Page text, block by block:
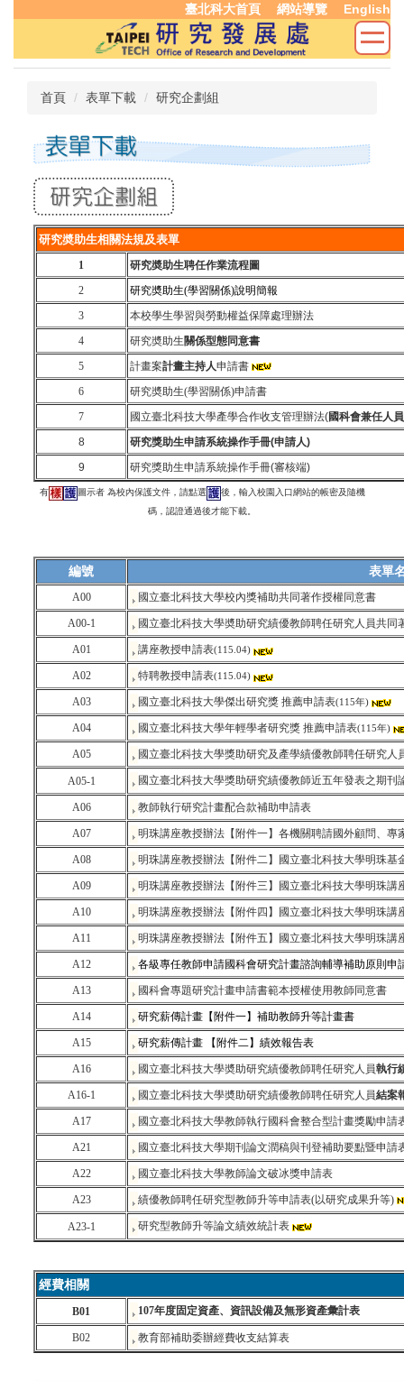
要
臺北科大首頁 網站導覽 English
首頁 表單下載 研究企劃組
研究奬助生相關法規及表單
1
研究奬助生聘任作業流程圖
2
研究奬助生(學習關係)說明簡報
3
本校學生學習與勞動權益保障處理辦法
4
研究奬助生關係型態同意書
5
計畫案計畫主持人申請書
6
研究奬助生(學習關係)申請書
7
國立臺北科技大學產學合作收支管理辦法(國科會兼任人
8
研究獎助生申請系統操作手冊(申請人)
9
研究獎助生申請系統操作手冊(審核端)
有 圖示者 為校內保護文件，請點選
後，輸入校園入口網站的帳密及隨機
碼，認證通過後才能下載。
編號 表單
A00 國立臺北科技大學校內獎補助共同著作授權同意書
A00-1 國立臺北科技大學奬助研究績優教師聘任研究人員共同
A01 講座教授申請表(115.04)
A02 特聘教授申請表(115.04)
A03 國立臺北科技大學傑出研究獎 推薦申請表(115年)
A04 國立臺北科技大學年輕學者研究獎 推薦申請表(115年)
A05 國立臺北科技大學獎助研究及產學績優教師聘任研究人
A05-1 國立臺北科技大學獎助研究績優教師近五年發表之期刊
A06 教師執行研究計畫配合款補助申請表
A07 明珠講座教授辦法【附件一】各機關聘請國外顧問、
A08 明珠講座教授辦法【附件二】國立臺北科技大學明珠
A09 明珠講座教授辦法【附件三】國立臺北科技大學明珠講
A10 明珠講座教授辦法【附件四】國立臺北科技大學明珠講
A11 明珠講座教授辦法【附件五】國立臺北科技大學明珠講
A12 各級專任教師申請國科會研究計畫諮詢輔導補助原則申
A13 國科會專題研究計畫申請書範本授權使用教師同意書
A14 研究薪傳計畫【附件一】補助教師升等計畫書
A15 研究薪傳計畫 【附件二】 績效報告表
A16 國立臺北科技大學奬助研究績優教師聘任研究人員執行
A16-1 國立臺北科技大學奬助研究績優教師聘任研究人員結案
A17 國立臺北科技大學教師執行國科會整合型計畫獎勵申請
A21 國立臺北科技大學期刊論文潤稿與刊登補助要點暨申請
A22 國立臺北科技大學教師論文破冰獎申請表
A23 績優教師聘任研究型教師升等申請表(以研究成果升等)
A23-1 研究型教師升等論文績效統計表
經費相關
B01 107年度固定資產、資訊設備及無形資產彙計表
B02 教育部補助委辦經費收支結算表